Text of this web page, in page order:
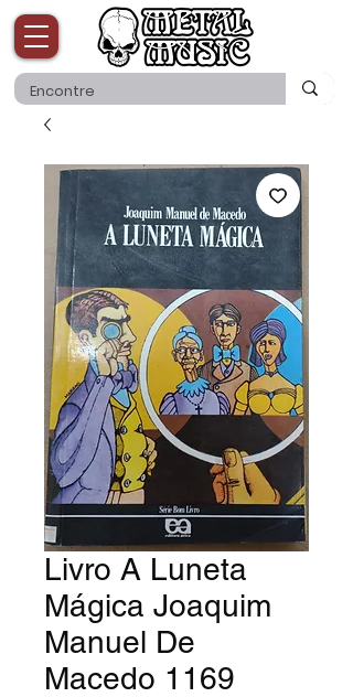
Livro A Luneta
Mágica Joaquim
Manuel De
Macedo 1169